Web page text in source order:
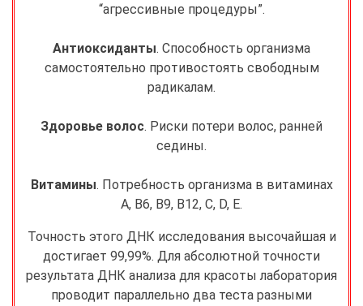
“агрессивные процедуры”.
Антиоксиданты. Способность организма
самостоятельно противостоять свободным
радикалам.
Здоровье волос. Риски потери волос, ранней
седины.
Витамины. Потребность организма в витаминах
А, B6, B9, B12, C, D, Е.
Точность этого ДНК исследования высочайшая и
достигает 99,99%. Для абсолютной точности
результата ДНК анализа для красоты лаборатория
проводит параллельно два теста разными